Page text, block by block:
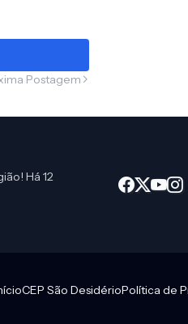
Postagem
Há 12
CEP São DesidérioPolítica de